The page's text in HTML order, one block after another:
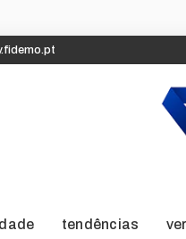
tendências